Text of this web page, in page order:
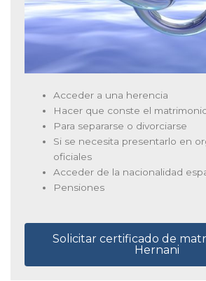
Acceder a una herencia
Hacer que conste el
Para separarse o divorciarse
Si se necesita presentarlo en
oficiales
Acceder de la nacionalidad
Pensiones
Solicitar certificado de
Hernani